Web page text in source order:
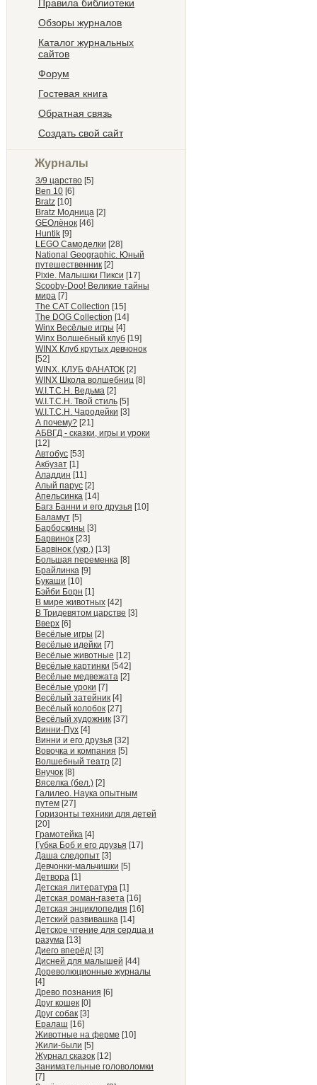
Правила библиотеки
Обзоры журналов
Каталог журнальных
сайтов
Форум
Гостевая книга
Обратная связь
Создать свой сайт
Журналы
3/9 царство [5]
Ben 10 [6]
Bratz [10]
Bratz Модница [2]
GEOлёнок [46]
Huntik [9]
LEGO Самоделки [28]
National Geographic. Юный
путешественник [2]
Pixie. Малышки Пикси [17]
Scooby-Doo! Великие тайны
мира [7]
The CAT Collection [15]
The DOG Collection [14]
Winx Весёлые игры [4]
Winx Волшебный клуб [19]
WINX Клуб крутых девчонок
[52]
WINX. КЛУБ ФАНАТОК [2]
WINX Школа волшебниц [8]
W.I.T.C.H. Ведьма [2]
W.I.T.C.H. Твой стиль [5]
W.I.T.C.H. Чародейки [3]
А почему? [21]
АБВГД - сказки, игры и уроки
[12]
Автобус [53]
Акбузат [1]
Аладдин [11]
Алый парус [2]
Апельсинка [14]
Багз Банни и его друзья [10]
Баламут [5]
Барбоскины [3]
Барвинок [23]
Барвiнок (укр.) [13]
Большая переменка [8]
Брайлинка [9]
Букаши [10]
Бэйби Борн [1]
В мире животных [42]
В Тридевятом царстве [3]
Вверх [6]
Весёлые игры [2]
Весёлые идейки [7]
Весёлые животные [12]
Весёлые картинки [542]
Весёлые медвежата [2]
Весёлые уроки [7]
Весёлый затейник [4]
Весёлый колобок [27]
Весёлый художник [37]
Винни-Пух [4]
Винни и его друзья [32]
Вовочка и компания [5]
Волшебный театр [2]
Внучок [8]
Вяселка (бел.) [2]
Галилео. Наука опытным
путем [27]
Горизонты техники для детей
[20]
Грамотейка [4]
Губка Боб и его друзья [17]
Даша следопыт [3]
Девчонки-мальчишки [5]
Детвора [1]
Детская литература [1]
Детская роман-газета [16]
Детская энциклопедия [16]
Детский развивашка [14]
Детское чтение для сердца и
разума [13]
Диего вперёд! [3]
Дисней для малышей [44]
Дореволюционные журналы
[4]
Древо познания [6]
Друг кошек [0]
Друг собак [3]
Ералаш [16]
Животные на ферме [10]
Жили-были [5]
Журнал сказок [12]
Занимательные головоломки
[7]